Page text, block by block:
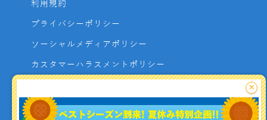
利用規約
プライバシーポリシー
ソーシャルメディアポリシー
カスタマーハラスメントポリシー
よくあるご質問
×